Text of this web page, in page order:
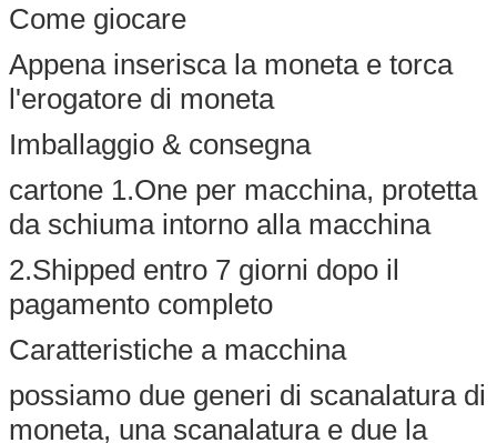
Come giocare
Appena inserisca la moneta e torca
l'erogatore di moneta
Imballaggio & consegna
cartone 1.One per macchina, protetta
da schiuma intorno alla macchina
2.Shipped entro 7 giorni dopo il
pagamento completo
Caratteristiche a macchina
possiamo due generi di scanalatura di
moneta, una scanalatura e due la